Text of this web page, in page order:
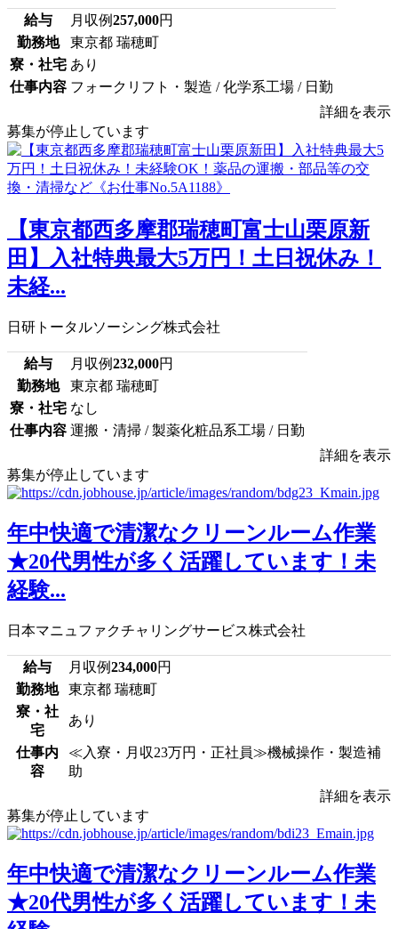
給与 月収例257,000円
勤務地
東京都 瑞穂町
寮・社宅 あり
仕事内容 フォークリフト・製造 / 化学系工場 / 日勤
詳細を表示
募集が停止しています
【東京都西多摩郡瑞穂町富士山栗原新
田】入社特典最大5万円！土日祝休み！
未経...
日研トータルソーシング株式会社
給与 月収例232,000円
勤務地
東京都 瑞穂町
寮・社宅 なし
仕事内容 運搬・清掃 / 製薬化粧品系工場 / 日勤
詳細を表示
募集が停止しています
年中快適で清潔なクリーンルーム作業
★20代男性が多く活躍しています！未
経験...
日本マニュファクチャリングサービス株式会社
給与 月収例234,000円
勤務地
東京都 瑞穂町
寮・社
宅
あり
仕事内
容
≪入寮・月収23万円・正社員≫機械操作・製造補
助
詳細を表示
募集が停止しています
年中快適で清潔なクリーンルーム作業
★20代男性が多く活躍しています！未